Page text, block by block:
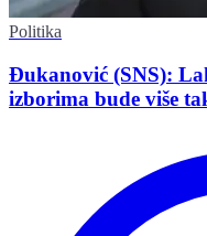
Politika
Đukanović (SNS):
izborima bude više